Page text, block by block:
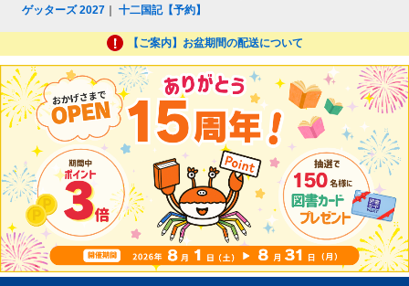
ゲッターズ 2027 ｜十二国記【予約】
【ご案内】お盆期間の配送について